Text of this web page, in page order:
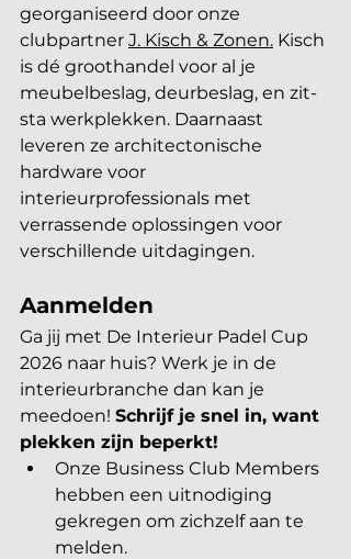
georganiseerd door onze
clubpartner J. Kisch & Zonen. Kisch
is dé groothandel voor al je
meubelbeslag, deurbeslag, en zit-
sta werkplekken. Daarnaast
leveren ze architectonische
hardware voor
interieurprofessionals met
verrassende oplossingen voor
verschillende uitdagingen.
Aanmelden
Ga jij met De Interieur Padel Cup
2026 naar huis? Werk je in de
interieurbranche dan kan je
meedoen! Schrijf je snel in, want
plekken zijn beperkt!
Onze Business Club Members
hebben een uitnodiging
gekregen om zichzelf aan te
melden.